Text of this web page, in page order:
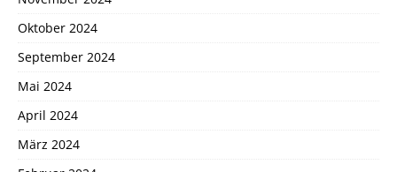
Oktober 2024
September 2024
Mai 2024
April 2024
März 2024